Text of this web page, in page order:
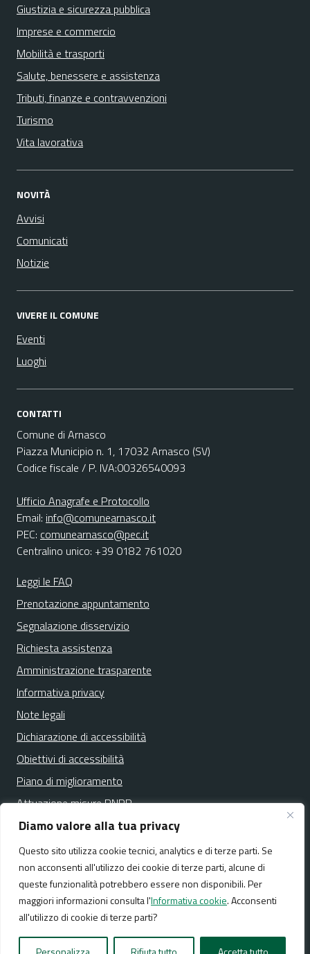
Diamo valore alla tua privacy
Questo sito utilizza cookie tecnici, analytics e di terze parti. Se
non acconsenti all'utilizzo dei cookie di terze parti, alcune di
queste funzionalità potrebbero essere non disponibili. Per
maggiori informazioni consulta l'Informativa cookie. Acconsenti
all'utilizzo di cookie di terze parti?
Giustizia e sicurezza pubblica
Imprese e commercio
Mobilità e trasporti
Salute, benessere e assistenza
Tributi, finanze e contravvenzioni
Turismo
Vita lavorativa
NOVITÀ
Avvisi
Comunicati
Notizie
VIVERE IL COMUNE
Eventi
Luoghi
CONTATTI
Comune di Arnasco
Piazza Municipio n. 1, 17032 Arnasco (SV)
Codice fiscale / P. IVA:00326540093
Ufficio Anagrafe e Protocollo
Email: info@comunearnasco.it
PEC: comunearnasco@pec.it
Centralino unico: +39 0182 761020
Leggi le FAQ
Prenotazione appuntamento
Segnalazione disservizio
Richiesta assistenza
Amministrazione trasparente
Informativa privacy
Note legali
Dichiarazione di accessibilità
Obiettivi di accessibilità
Piano di miglioramento
Attuazione misure PNRR
Media policy Mappa del sito
Realizzato da:NeMeA Sistemi Srl